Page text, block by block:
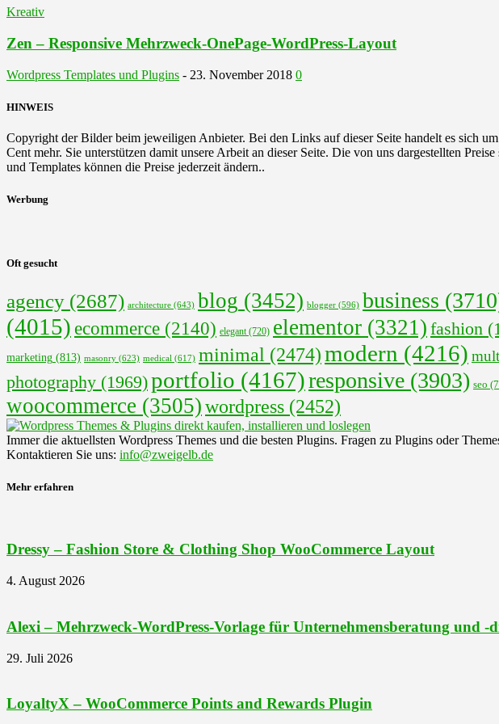
Kreativ
Zen – Responsive Mehrzweck-OnePage-WordPress-Layout
Wordpress Templates und Plugins - 23. November 2018 0
HINWEIS
Copyright der Bilder beim jeweiligen Anbieter. Bei den Links auf dieser Seite handelt es sich
Cent mehr. Sie unterstützen damit unsere Arbeit an dieser Seite. Die von uns dargestellten
und Templates können die Preise jederzeit ändern..
Werbung
Oft gesucht
agency (2687) architecture (643) blog (3452) blogger (596) business
(4015) ecommerce (2140) elegant(720) elementor (3321) fashion
marketing (813) masonry (623) medical (617) minimal (2474)modern (4216)
photography (1969)portfolio (4167)responsive (3903) seo
woocommerce (3505)wordpress (2452)
Immer die aktuellsten Wordpress Themes und die besten Plugins. Fragen zu Plugins oder
Kontaktieren Sie uns: info@zweigelb.de
Mehr erfahren
Dressy – Fashion Store & Clothing Shop WooCommerce Layout
4. August 2026
Alexi – Mehrzweck-WordPress-Vorlage für Unternehmensberatung und -
29. Juli 2026
LoyaltyX – WooCommerce Points and Rewards Plugin